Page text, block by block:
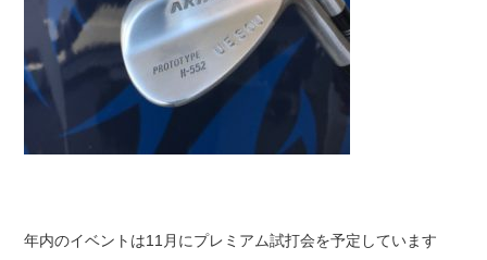
年内のイベントは11月にプレミアム試打会を予定しています